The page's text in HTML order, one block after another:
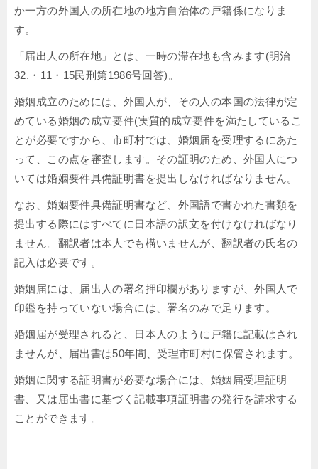
か一方の外国人の所在地の地方自治体の戸籍係になりま
す。
「届出人の所在地」とは、一時の滞在地も含みます(明治
32.・11・15民刑第1986号回答)。
婚姻成立のためには、外国人が、その人の本国の法律が定
めている婚姻の成立要件(実質的成立要件を満たしているこ
とが必要ですから、市町村では、婚姻届を受理するにあた
って、この点を審査します。その証明のため、外国人につ
いては婚姻要件具備証明書を提出しなければなりません。
なお、婚姻要件具備証明書など、外国語で書かれた書類を
提出する際にはすべてに日本語の訳文を付けなければなり
ません。翻訳者は本人でも構いませんが、翻訳者の氏名の
記入は必要です。
婚姻届には、届出人の署名押印欄がありますが、外国人で
印鑑を持っていない場合には、署名のみで足ります。
婚姻届が受理されると、日本人のように戸籍に記載はされ
ませんが、届出書は50年間、受理市町村に保管されます。
婚姻に関する証明書が必要な場合には、婚姻届受理証明
書、又は届出書に基づく記載事項証明書の発行を請求する
ことができます。